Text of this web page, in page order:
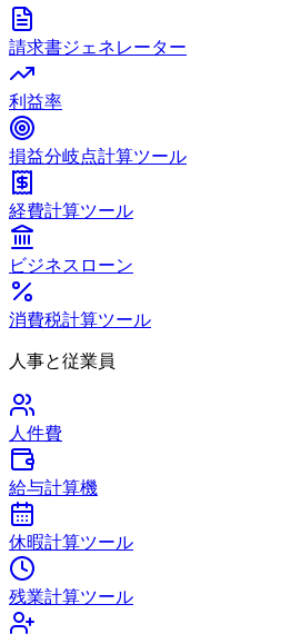
請求書ジェネレーター
利益率
損益分岐点計算ツール
経費計算ツール
ビジネスローン
消費税計算ツール
人事と従業員
人件費
給与計算機
休暇計算ツール
残業計算ツール